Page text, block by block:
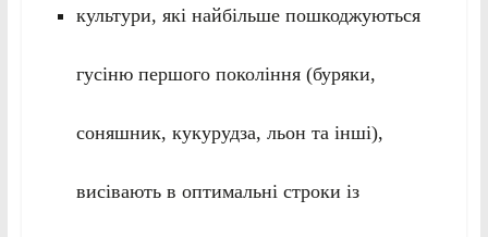
культури, які найбільше пошкоджуються
гусіню першого покоління (буряки,
соняшник, кукурудза, льон та інші),
висівають в оптимальні строки із